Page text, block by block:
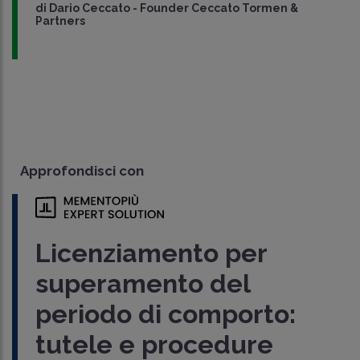
di Dario Ceccato - Founder Ceccato Tormen &
Partners
Approfondisci con
Licenziamento per
superamento del
periodo di comporto:
tutele e procedure